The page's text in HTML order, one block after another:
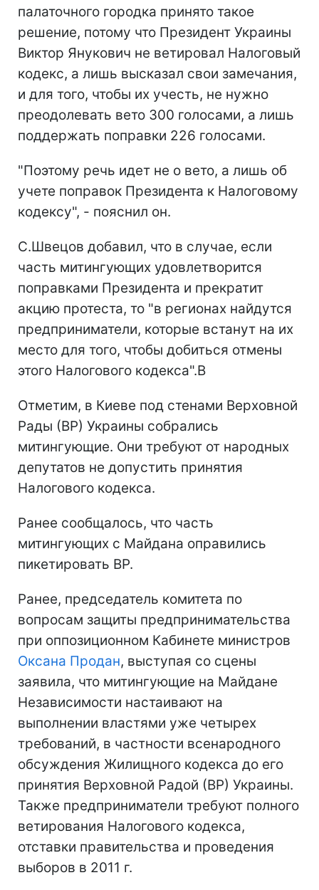
палаточного городка принято такое
решение, потому что Президент Украины
Виктор Янукович не ветировал Налоговый
кодекс, а лишь высказал свои замечания,
и для того, чтобы их учесть, не нужно
преодолевать вето 300 голосами, а лишь
поддержать поправки 226 голосами.
"Поэтому речь идет не о вето, а лишь об
учете поправок Президента к Налоговому
кодексу", - пояснил он.
С.Швецов добавил, что в случае, если
часть митингующих удовлетворится
поправками Президента и прекратит
акцию протеста, то "в регионах найдутся
предприниматели, которые встанут на их
место для того, чтобы добиться отмены
этого Налогового кодекса".В
Отметим, в Киеве под стенами Верховной
Рады (ВР) Украины собрались
митингующие. Они требуют от народных
депутатов не допустить принятия
Налогового кодекса.
Ранее сообщалось, что часть
митингующих с Майдана оправились
пикетировать ВР.
Ранее, председатель комитета по
вопросам защиты предпринимательства
при оппозиционном Кабинете министров
Оксана Продан, выступая со сцены
заявила, что митингующие на Майдане
Независимости настаивают на
выполнении властями уже четырех
требований, в частности всенародного
обсуждения Жилищного кодекса до его
принятия Верховной Радой (ВР) Украины.
Также предприниматели требуют полного
ветирования Налогового кодекса,
отставки правительства и проведения
выборов в 2011 г.